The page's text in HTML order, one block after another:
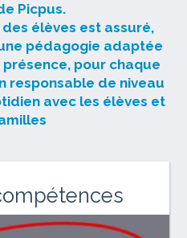
Picpus.
élèves est assuré,
pédagogie adaptée
pour chaque
responsable de niveau
avec les élèves et